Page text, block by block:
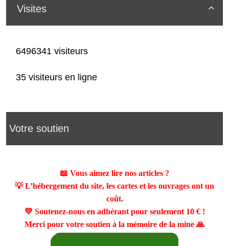

Visites
6496341 visiteurs
35 visiteurs en ligne
Votre soutien
📖 Vous aimez lire nos articles ?
💡 L’hébergement du site, les cartes et les ouvrages ont un
coût.
💛 Soutenez-nous en adhérant pour seulement 10 €!
Merci pour votre soutien à la mémoire de la mine 🙏